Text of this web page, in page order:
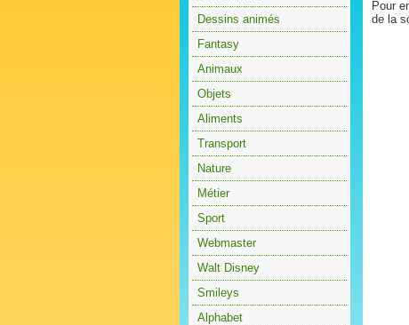
Dessins animés
Fantasy
Animaux
Objets
Aliments
Transport
Nature
Métier
Sport
Webmaster
Walt Disney
Smileys
Alphabet
Pour
de la